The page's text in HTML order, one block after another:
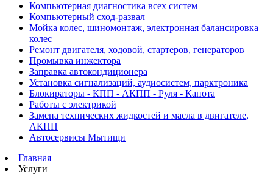
Компьютерная диагностика всех систем
Компьютерный сход-развал
Мойка колес, шиномонтаж, электронная балансировка
колес
Ремонт двигателя, ходовой, стартеров, генераторов
Промывка инжектора
Заправка автокондиционера
Установка сигнализаций, аудиосистем, парктроника
Блокираторы - КПП - АКПП - Руля - Капота
Работы с электрикой
Замена технических жидкостей и масла в двигателе,
АКПП
Автосервисы Мытищи
Главная
Услуги